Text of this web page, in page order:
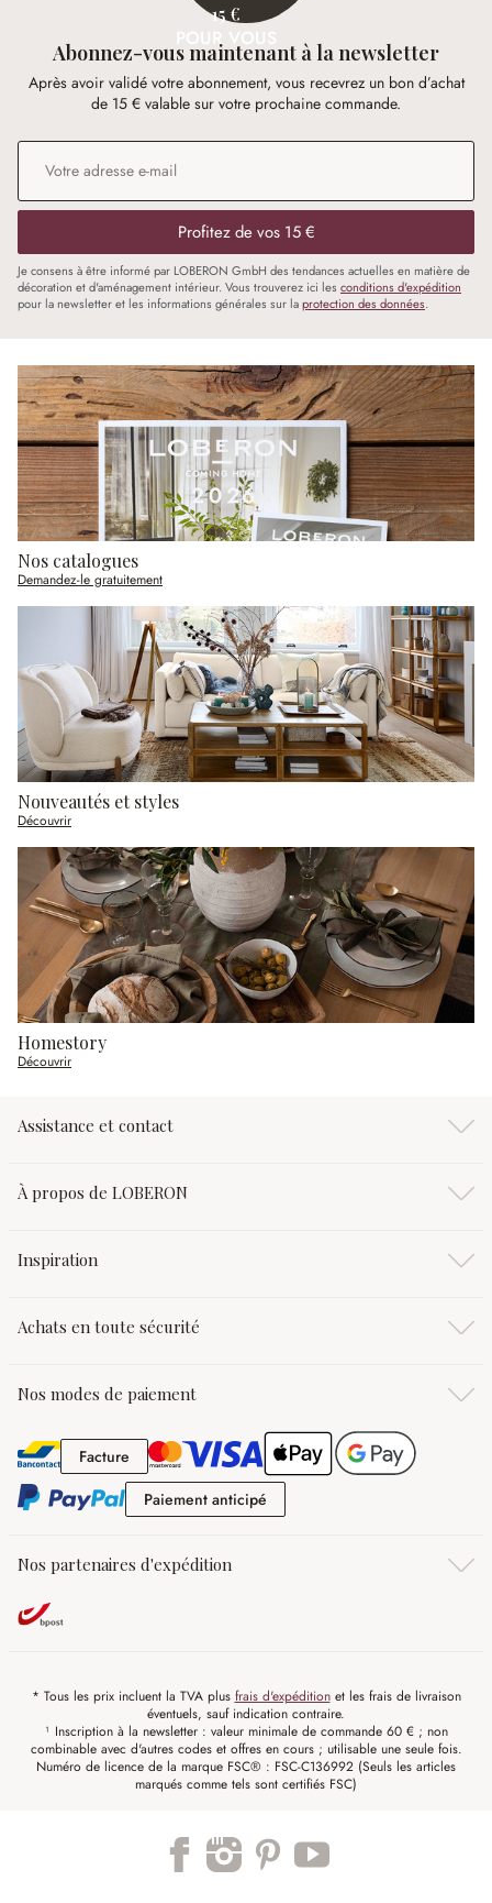
15 €
POUR VOUS
Abonnez-vous maintenant à la newsletter
Après avoir validé votre abonnement, vous recevrez un bon d’achat
de 15 € valable sur votre prochaine commande.
Adresse e-mail
Profitez de vos 15 €
Je consens à être informé par LOBERON GmbH des tendances actuelles en matière de
décoration et d'aménagement intérieur. Vous trouverez ici les conditions d'expédition
pour la newsletter et les informations générales sur laprotection des données.
Nos catalogues
Demandez-le gratuitement
Nouveautés et styles
Découvrir
Homestory
Découvrir
Assistance et contact
À propos de LOBERON
Inspiration
Achats en toute sécurité
Nos modes de paiement
FactureFacture
Paiement anticipé
Nos partenaires d'expédition
* Tous les prix incluent la TVA plus frais d'expéditionet les frais de livraison
éventuels, sauf indication contraire.
¹ Inscription à la newsletter : valeur minimale de commande 60 € ; non
combinable avec d'autres codes et offres en cours ; utilisable une seule fois.
Numéro de licence de la marque FSC® : FSC-C136992 (Seuls les articles
marqués comme tels sont certifiés FSC)